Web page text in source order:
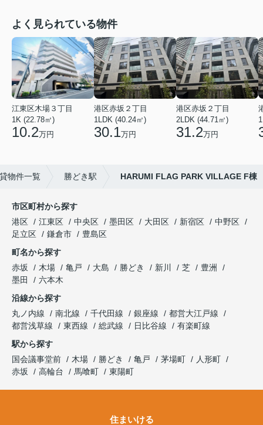
よく見られている物件
江東区木場３丁目
1K (22.78㎡)
10.2万円
港区赤坂２丁目
1LDK (40.24㎡)
30.1万円
港区赤坂２丁目
2LDK (44.71㎡)
31.2万円
物件一覧 勝どき駅 HARUMI FLAG PARK VILLAGE F棟
市区町村から探す
港区
江東区 中央区 墨田区 大田区 新宿区
中野区
足立区
鎌倉市
豊島区
町名から探す
赤坂
木場 亀戸 大島 勝どき 新川 芝
豊洲
墨田
六本木
沿線から探す
丸ノ内線
南北線 千代田線 銀座線
都営大江戸線
都営浅草線
東西線 総武線 日比谷線
有楽町線
駅から探す
国会議事堂前
木場 勝どき 亀戸 茅場町
人形町
赤坂
高輪台 馬喰町 東陽町
住まいける